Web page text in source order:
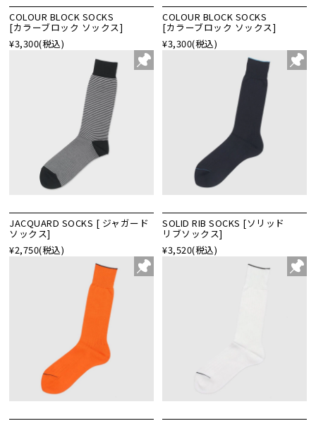
COLOUR BLOCK SOCKS
[カラーブロック ソックス]
¥3,300(税込)
COLOUR BLOCK SOCKS
[カラーブロック ソックス]
¥3,300(税込)
JACQUARD SOCKS [ ジャガード
ソックス]
¥2,750(税込)
SOLID RIB SOCKS [ソリッド
リブソックス]
¥3,520(税込)